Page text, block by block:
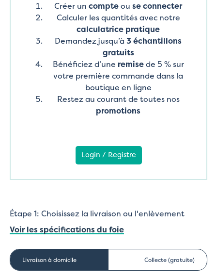
Créer un compteou se connecter
Calculer les quantités avec notre
calculatrice pratique
Demandez jusqu’à 3 échantillons
gratuits
Bénéficiez d’une remisede 5 % sur
votre première commande dans la
boutique en ligne
Restez au courant de toutes nos
promotions
Login / Registre
Étape 1: Choisissez la livraison ou l'enlèvement
Voir les spécifications du foie
Livraison à domicile Collecte (gratuite)